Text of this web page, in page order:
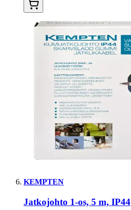
KEMPTEN
Jatkojohto 1-os, 5 m, IP44